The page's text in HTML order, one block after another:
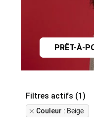
PRÊT-À-
Filtres actifs (1)
Couleur Beige
Remove
This